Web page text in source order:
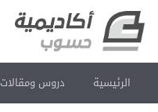
الرئيسية دروس ومقالات